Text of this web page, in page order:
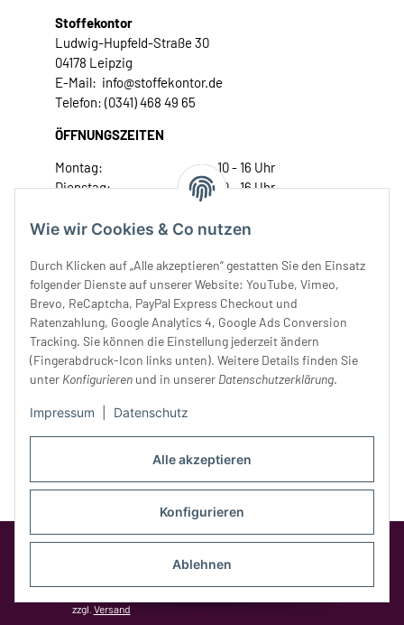
Alle akzeptieren
Konfigurieren
Ablehnen
Wie wir Cookies & Co nutzen
Durch Klicken auf „Alle akzeptieren“ gestatten Sie den Einsatz
folgender Dienste auf unserer Website: YouTube, Vimeo,
Brevo, ReCaptcha, PayPal Express Checkout und
Ratenzahlung, Google Analytics 4, Google Ads Conversion
Tracking. Sie können die Einstellung jederzeit ändern
(Fingerabdruck-Icon links unten). Weitere Details finden Sie
unter Konfigurieren und in unserer Datenschutzerklärung.
Impressum Datenschutz
Stoffekontor
Ludwig-Hupfeld-Straße 30
04178 Leipzig
E-Mail: info@stoffekontor.de
Telefon: (0341) 468 49 65
ÖFFNUNGSZEITEN
Montag:
10 - 16 Uhr
Dienstag:
10 - 16 Uhr
Donnerstag:
10 - 18 Uhr
Samstag:
10 - 14 Uhr
Unser Service
Rechtliches
Google Analytics deaktivierenStatus:
zzgl. Versand